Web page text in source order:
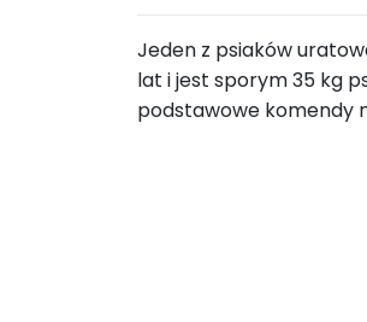
Jeden z psiaków
lat i jest sporym 35 kg
podstawowe komendy